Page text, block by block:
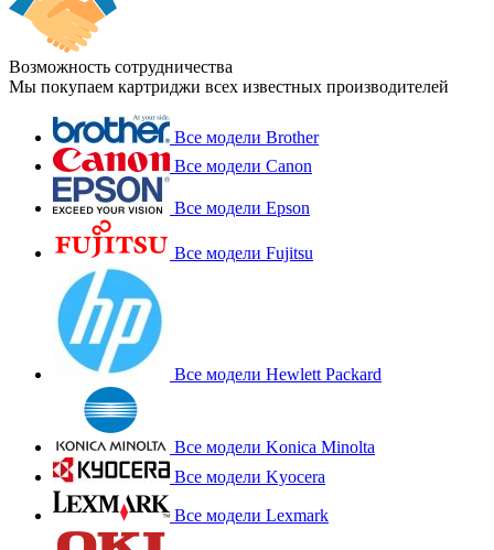
Возможность сотрудничества
Мы покупаем картриджи всех известных производителей
Все модели Brother
Все модели Canon
Все модели Epson
Все модели Fujitsu
Все модели Hewlett Packard
Все модели Konica Minolta
Все модели Kyocera
Все модели Lexmark